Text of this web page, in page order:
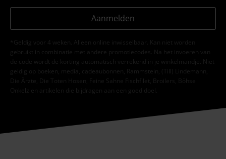
Aanmelden
*Geldig voor 4 weken. Alleen online inwisselbaar. Kan niet worden
gebruikt in combinatie met andere promotiecodes. Na het invoeren van
de code wordt de korting automatisch verrekend in je winkelmandje. Niet
geldig op boeken, media, cadeaubonnen, Rammstein, (Till) Lindemann,
Die Ärzte, Die Toten Hosen, Feine Sahne Fischfilet, Broilers, Böhse
Onkelz en artikelen die bijdragen aan een goed doel.